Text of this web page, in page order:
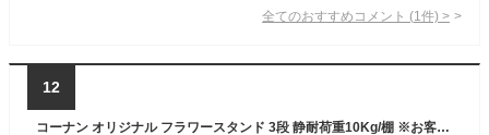
全てのおすすめコメント (1 件) >
12
コーナン オリジナル フラワースタンド 3段 静耐荷重10Kg/棚 ※お客さま組立品 ドライバー別売